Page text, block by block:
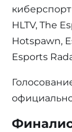
HLTV, The
Hotspawn,
Esports